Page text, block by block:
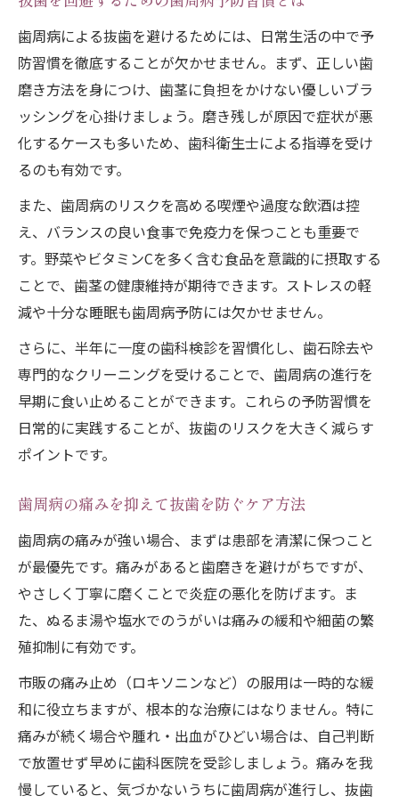
歯周病による抜歯を避けるためには、日常生活の中で予
防習慣を徹底することが欠かせません。まず、正しい歯
磨き方法を身につけ、歯茎に負担をかけない優しいブラ
ッシングを心掛けましょう。磨き残しが原因で症状が悪
化するケースも多いため、歯科衛生士による指導を受け
るのも有効です。
また、歯周病のリスクを高める喫煙や過度な飲酒は控
え、バランスの良い食事で免疫力を保つことも重要で
す。野菜やビタミンCを多く含む食品を意識的に摂取する
ことで、歯茎の健康維持が期待できます。ストレスの軽
減や十分な睡眠も歯周病予防には欠かせません。
さらに、半年に一度の歯科検診を習慣化し、歯石除去や
専門的なクリーニングを受けることで、歯周病の進行を
早期に食い止めることができます。これらの予防習慣を
日常的に実践することが、抜歯のリスクを大きく減らす
ポイントです。
歯周病の痛みを抑えて抜歯を防ぐケア方法
歯周病の痛みが強い場合、まずは患部を清潔に保つこと
が最優先です。痛みがあると歯磨きを避けがちですが、
やさしく丁寧に磨くことで炎症の悪化を防げます。ま
た、ぬるま湯や塩水でのうがいは痛みの緩和や細菌の繁
殖抑制に有効です。
市販の痛み止め（ロキソニンなど）の服用は一時的な緩
和に役立ちますが、根本的な治療にはなりません。特に
痛みが続く場合や腫れ・出血がひどい場合は、自己判断
で放置せず早めに歯科医院を受診しましょう。痛みを我
慢していると、気づかないうちに歯周病が進行し、抜歯